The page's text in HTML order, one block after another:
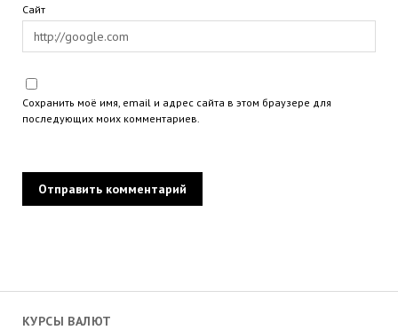
КУРСЫ ВАЛЮТ
Сайт
Сохранить моё имя, email и адрес сайта в этом браузере для
последующих моих комментариев.